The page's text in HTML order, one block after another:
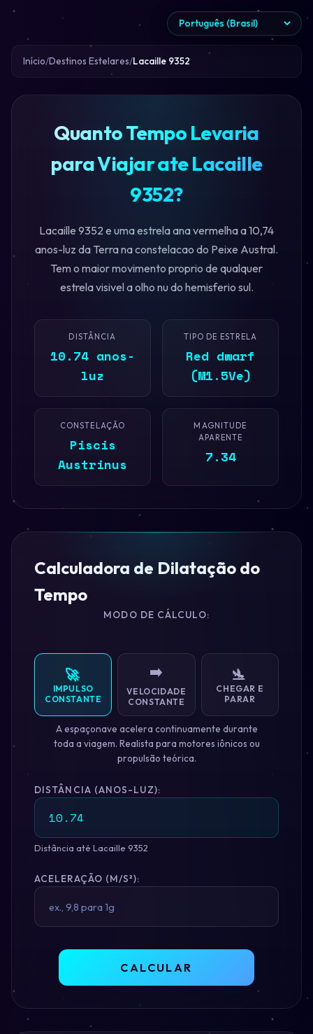
Início Destinos Estelares Lacaille 9352
Quanto Tempo Levaria
para Viajar ate Lacaille
9352?
Lacaille 9352 e uma estrela ana vermelha a 10,74
anos-luz da Terra na constelacao do Peixe Austral.
Tem o maior movimento proprio de qualquer
estrela visivel a olho nu do hemisferio sul.
DISTÂNCIA
10.74 anos-
luz
TIPO DE ESTRELA
Red dwarf
(M1.5Ve)
CONSTELAÇÃO
Piscis
Austrinus
MAGNITUDE
APARENTE
7.34
Calculadora de Dilatação do
Tempo
MODO DE CÁLCULO:
🚀
IMPULSO
CONSTANTE
➡️
VELOCIDADE
CONSTANTE
🛬
CHEGAR E
PARAR
A espaçonave acelera continuamente durante
toda a viagem. Realista para motores iônicos ou
propulsão teórica.
DISTÂNCIA (ANOS-LUZ):
Distância até Lacaille 9352
ACELERAÇÃO (M/S²):
CALCULAR